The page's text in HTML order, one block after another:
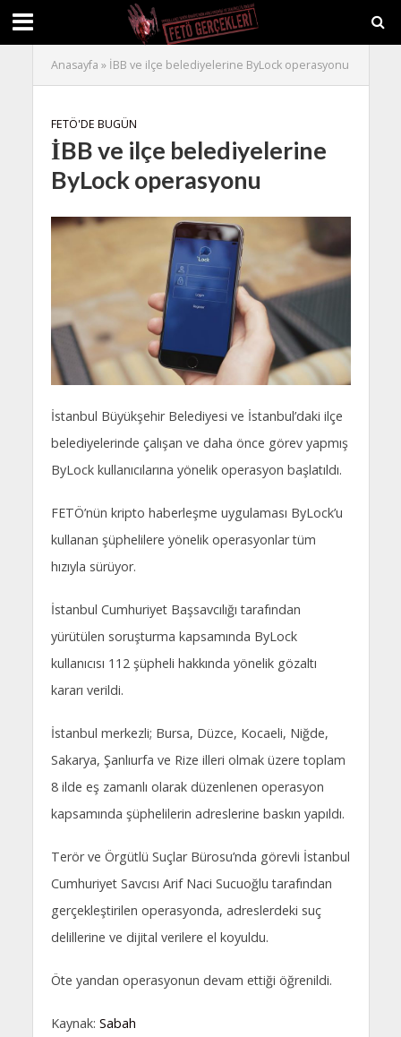
Anasayfa » İBB ve ilçe belediyelerine ByLock operasyonu
FETÖ'DE BUGÜN
İBB ve ilçe belediyelerine
ByLock operasyonu
İstanbul Büyükşehir Belediyesi ve İstanbul’daki ilçe
belediyelerinde çalışan ve daha önce görev yapmış
ByLock kullanıcılarına yönelik operasyon başlatıldı.
FETÖ’nün kripto haberleşme uygulaması ByLock’u
kullanan şüphelilere yönelik operasyonlar tüm
hızıyla sürüyor.
İstanbul Cumhuriyet Başsavcılığı tarafından
yürütülen soruşturma kapsamında ByLock
kullanıcısı 112 şüpheli hakkında yönelik gözaltı
kararı verildi.
İstanbul merkezli; Bursa, Düzce, Kocaeli, Niğde,
Sakarya, Şanlıurfa ve Rize illeri olmak üzere toplam
8 ilde eş zamanlı olarak düzenlenen operasyon
kapsamında şüphelilerin adreslerine baskın yapıldı.
Terör ve Örgütlü Suçlar Bürosu’nda görevli İstanbul
Cumhuriyet Savcısı Arif Naci Sucuoğlu tarafından
gerçekleştirilen operasyonda, adreslerdeki suç
delillerine ve dijital verilere el koyuldu.
Öte yandan operasyonun devam ettiği öğrenildi.
Kaynak: Sabah